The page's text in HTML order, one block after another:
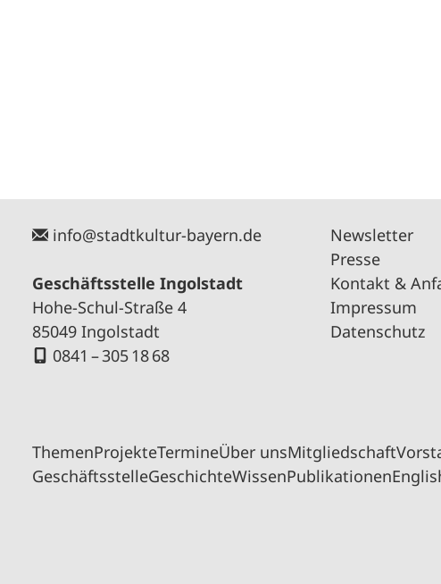
info@stadtkultur-bayern.de
Geschäftsstelle Ingolstadt
Hohe-Schul-Straße 4
85049 Ingolstadt
0841 – 305 18 68
Newsletter
Presse
Kontakt &
Impressum
Datenschutz
ThemenProjekteTermineÜber unsMitgliedschaft
GeschäftsstelleGeschichteWissenPublikationen